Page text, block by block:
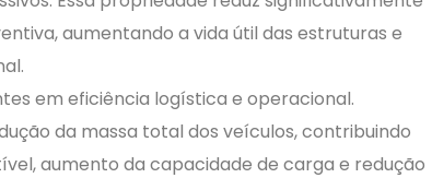
aumentando a vida útil das estruturas e
em eficiência logística e operacional.
da massa total dos veículos, contribuindo
aumento da capacidade de carga e redução